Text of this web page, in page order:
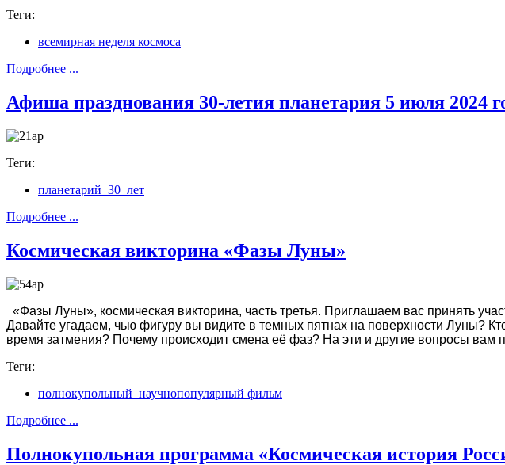
Теги:
всемирная неделя космоса
Подробнее ...
Афиша празднования 30-летия планетария 5 июля 2024
Теги:
планетарий_30_лет
Подробнее ...
Космическая викторина «Фазы Луны»
«Фазы Луны», космическая викторина, часть третья. Приглашаем вас принять
Давайте угадаем, чью фигуру вы видите в темных пятнах на поверхности Луны?
время затмения? Почему происходит смена её фаз? На эти и другие вопросы вам
Теги:
полнокупольный_научнопопулярный фильм
Подробнее ...
Полнокупольная программа «Космическая история